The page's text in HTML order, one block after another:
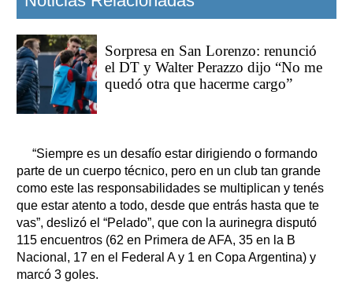
Sorpresa en San Lorenzo: renunció
el DT y Walter Perazzo dijo “No me
quedó otra que hacerme cargo”
“Siempre es un desafío estar dirigiendo o formando
parte de un cuerpo técnico, pero en un club tan grande
como este las responsabilidades se multiplican y tenés
que estar atento a todo, desde que entrás hasta que te
vas”, deslizó el “Pelado”, que con la aurinegra disputó
115 encuentros (62 en Primera de AFA, 35 en la B
Nacional, 17 en el Federal A y 1 en Copa Argentina) y
marcó 3 goles.